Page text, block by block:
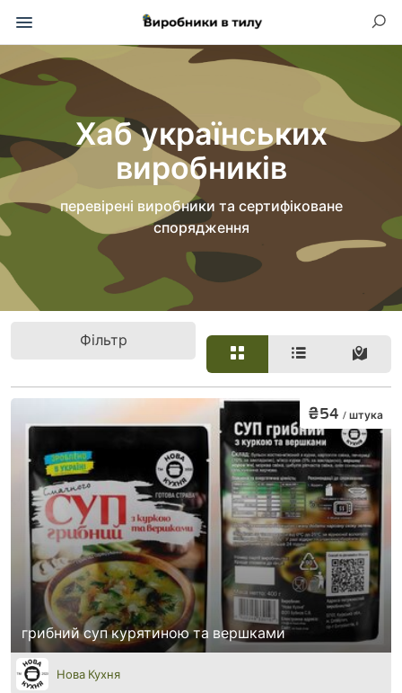
Хаб українських
виробників
перевірені виробники та сертифіковане
спорядження
Фільтр
грибний суп курятиною та вершками
₴54 / штука
Нова Кухня